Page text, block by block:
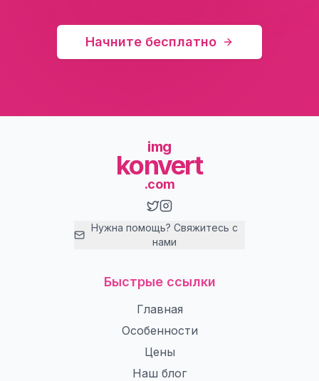
Начните бесплатно
img
konvert
.com
Нужна помощь? Свяжитесь с
нами
Быстрые ссылки
Главная
Особенности
Цены
Наш блог